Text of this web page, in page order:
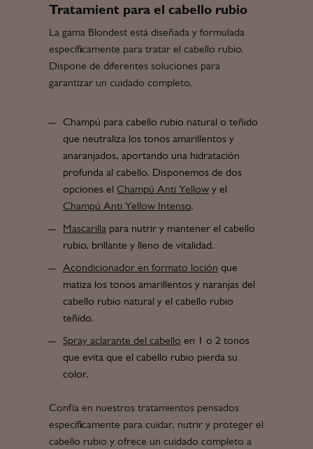
Tratamient para el cabello rubio
La gama Blondest está diseñada y formulada
específicamente para tratar el cabello rubio.
Dispone de diferentes soluciones para
garantizar un cuidado completo.
Champú para cabello rubio natural o teñido
que neutraliza los tonos amarillentos y
anaranjados, aportando una hidratación
profunda al cabello. Disponemos de dos
opciones el Champú Anti Yellowy el
Champú Anti Yellow Intenso.
Mascarilla para nutrir y mantener el cabello
rubio, brillante y lleno de vitalidad.
Acondicionador en formato loción que
matiza los tonos amarillentos y naranjas del
cabello rubio natural y el cabello rubio
teñido.
Spray aclarante del cabello en 1 o 2 tonos
que evita que el cabello rubio pierda su
color.
Confía en nuestros tratamientos pensados
específicamente para cuidar, nutrir y proteger el
cabello rubio y ofrece un cuidado completo a